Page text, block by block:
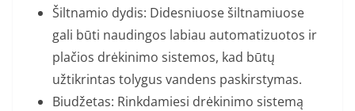
Šiltnamio dydis: Didesniuose šiltnamiuose
gali būti naudingos labiau automatizuotos ir
plačios drėkinimo sistemos, kad būtų
užtikrintas tolygus vandens paskirstymas.
Biudžetas: Rinkdamiesi drėkinimo sistemą